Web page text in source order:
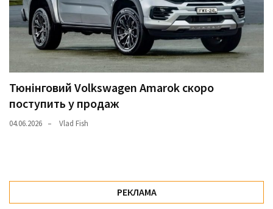
Тюнінговий Volkswagen Amarok скоро
поступить у продаж
04.06.2026 Vlad Fish
РЕКЛАМА